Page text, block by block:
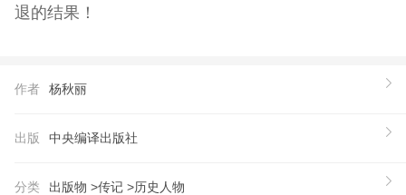
退的结果！
作者 杨秋丽
出版 中央编译出版社
分类 出版物 >传记 >历史人物